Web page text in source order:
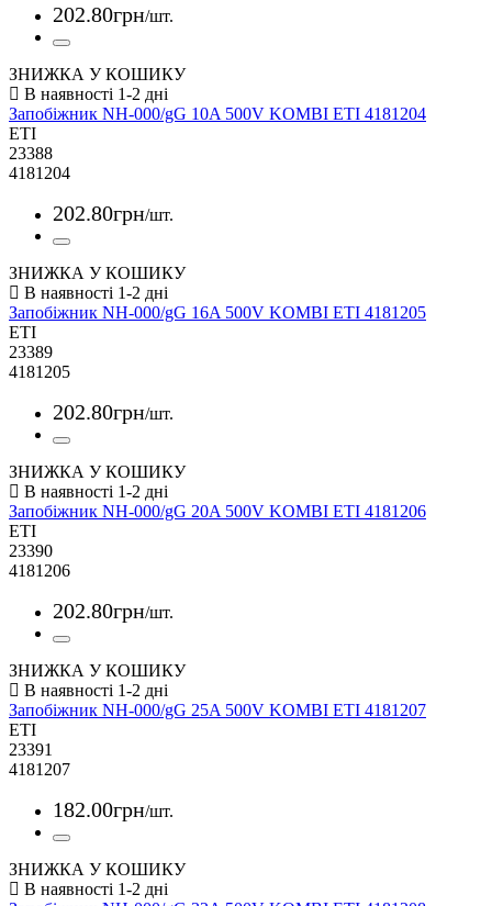
202.80грн/шт.
ЗНИЖКА У КОШИКУ
Запобіжник NH-000/gG 10A 500V KOMBI ETI 4181204
ETI
23388
4181204
202.80грн/шт.
ЗНИЖКА У КОШИКУ
Запобіжник NH-000/gG 16A 500V KOMBI ETI 4181205
ETI
23389
4181205
202.80грн/шт.
ЗНИЖКА У КОШИКУ
Запобіжник NH-000/gG 20A 500V KOMBI ETI 4181206
ETI
23390
4181206
202.80грн/шт.
ЗНИЖКА У КОШИКУ
Запобіжник NH-000/gG 25A 500V KOMBI ETI 4181207
ETI
23391
4181207
182.00грн/шт.
ЗНИЖКА У КОШИКУ